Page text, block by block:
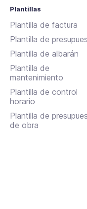
Plantillas
Plantilla de factura
Plantilla de
Plantilla de albarán
Plantilla de
mantenimiento
Plantilla de control
horario
Plantilla de
de obra